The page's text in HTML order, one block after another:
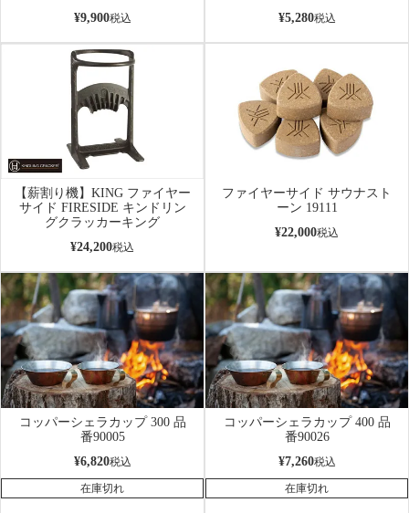
¥9,900税込
¥5,280税込
【薪割り機】KING ファイヤー
サイド FIRESIDE キンドリン
グクラッカーキング
¥24,200税込
ファイヤーサイド サウナスト
ーン 19111
¥22,000税込
コッパーシェラカップ 300 品
番90005
¥6,820税込
在庫切れ
コッパーシェラカップ 400 品
番90026
¥7,260税込
在庫切れ